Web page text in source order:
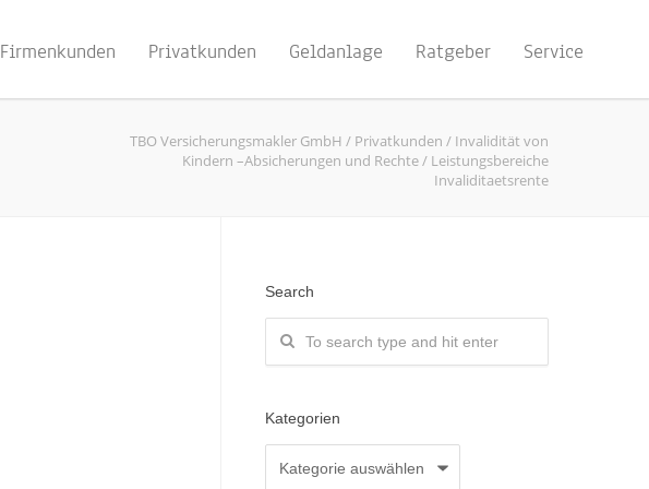
Firmenkunden Privatkunden Geldanlage Ratgeber Service
TBO Versicherungsmakler GmbH / Privatkunden / Invalidität von
Kindern –Absicherungen und Rechte/ Leistungsbereiche
Invaliditaetsrente
Search
Kategorien